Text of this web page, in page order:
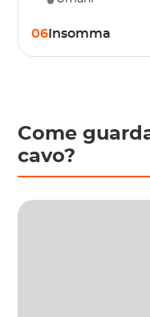
06 Insomma
Come
cavo?